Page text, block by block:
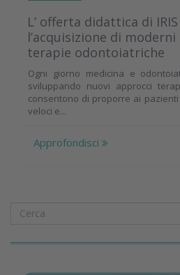
L’ offerta didattica di
l’acquisizione di
terapie odontoiatriche
Ogni giorno medicina e
sviluppando nuovi approcci
consentono di proporre ai
veloci e...
Approfondisci